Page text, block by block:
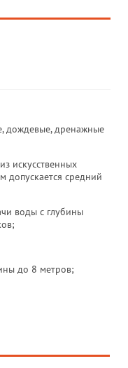
дождевые, дренажные
искусственных
допускается средний
воды с глубины
до 8 метров;